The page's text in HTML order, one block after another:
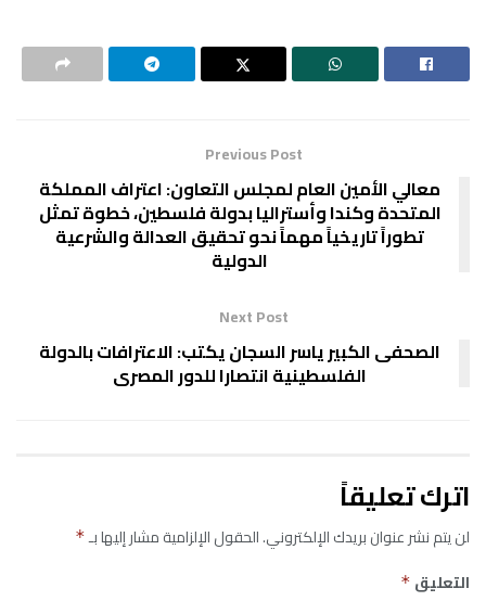
Previous Post
معالي الأمين العام لمجلس التعاون: اعتراف المملكة
المتحدة وكندا وأستراليا بدولة فلسطين، خطوة تمثل
تطوراً تاريخياً مهماً نحو تحقيق العدالة والشرعية
الدولية
Next Post
الصحفى الكبير ياسر السجان يكتب: الاعترافات بالدولة
الفلسطينية انتصارا للدور المصرى
اترك تعليقاً
لن يتم نشر عنوان بريدك الإلكتروني.الحقول الإلزامية مشار إليها بـ*
التعليق *